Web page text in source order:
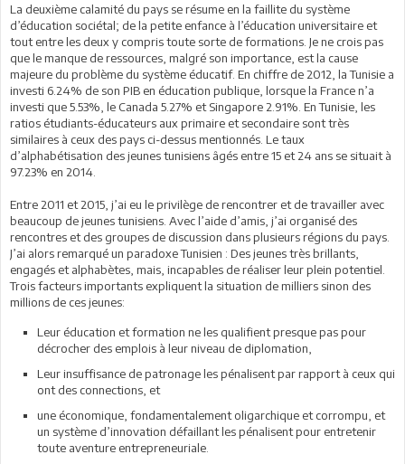
La deuxième calamité du pays se résume en la faillite du système
d’éducation sociétal; de la petite enfance à l’éducation universitaire et
tout entre les deux y compris toute sorte de formations. Je ne crois pas
que le manque de ressources, malgré son importance, est la cause
majeure du problème du système éducatif. En chiffre de 2012, la Tunisie a
investi 6.24% de son PIB en éducation publique, lorsque la France n’a
investi que 5.53%, le Canada 5.27% et Singapore 2.91%. En Tunisie, les
ratios étudiants-éducateurs aux primaire et secondaire sont très
similaires à ceux des pays ci-dessus mentionnés. Le taux
d’alphabétisation des jeunes tunisiens âgés entre 15 et 24 ans se situait à
97.23% en 2014.
Entre 2011 et 2015, j’ai eu le privilège de rencontrer et de travailler avec
beaucoup de jeunes tunisiens. Avec l’aide d’amis, j’ai organisé des
rencontres et des groupes de discussion dans plusieurs régions du pays.
J’ai alors remarqué un paradoxe Tunisien : Des jeunes très brillants,
engagés et alphabètes, mais, incapables de réaliser leur plein potentiel.
Trois facteurs importants expliquent la situation de milliers sinon des
millions de ces jeunes:
Leur éducation et formation ne les qualifient presque pas pour
décrocher des emplois à leur niveau de diplomation,
Leur insuffisance de patronage les pénalisent par rapport à ceux qui
ont des connections, et
une économique, fondamentalement oligarchique et corrompu, et
un système d’innovation défaillant les pénalisent pour entretenir
toute aventure entrepreneuriale.